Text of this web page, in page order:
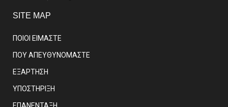
SITE MAP
ΠΟΙΟΙ ΕΙΜΑΣΤE
ΠΟΥ ΑΠΕΥΘΥΝΟΜΑΣΤΕ
ΕΞΑΡΤΗΣΗ
ΥΠΟΣΤΗΡΙΞΗ